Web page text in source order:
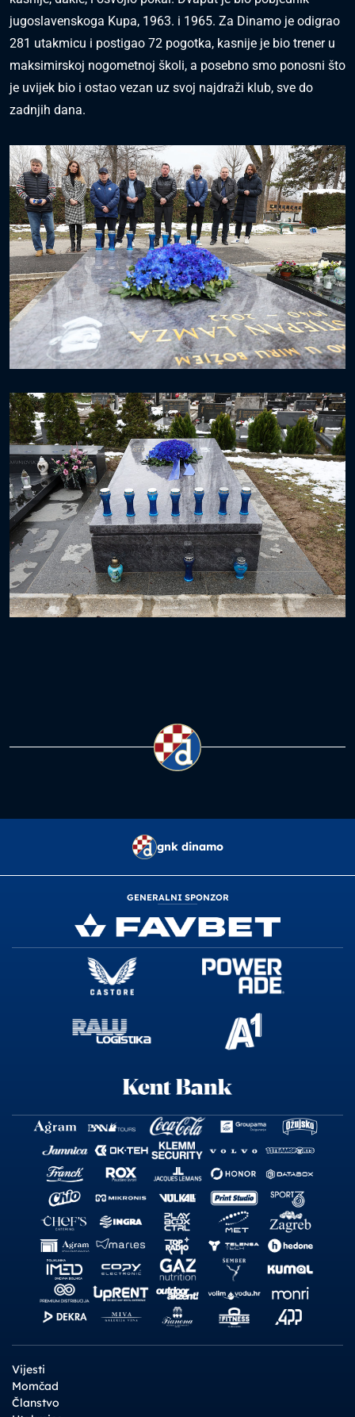
jugoslavenskoga Kupa, 1963. i 1965. Za Dinamo je odigrao
281 utakmicu i postigao 72 pogotka, kasnije je bio trener u
maksimirskoj nogometnoj školi, a posebno smo ponosni što
je uvijek bio i ostao vezan uz svoj najdraži klub, sve do
zadnjih dana.
gnk dinamo
GENERALNI SPONZOR
Vijesti
Momčad
Članstvo